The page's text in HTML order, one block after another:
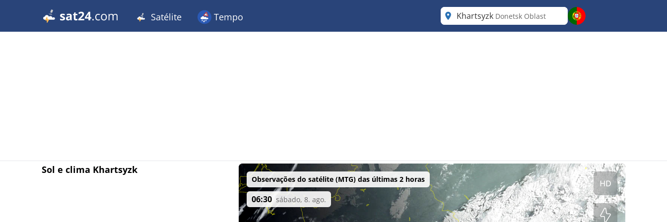
Satélite Tempo Khartsyzk Donetsk Oblast
Sol e clima Khartsyzk
Observações do satélite (MTG) das últimas 2 horas
06:30 sábado, 8. ago.